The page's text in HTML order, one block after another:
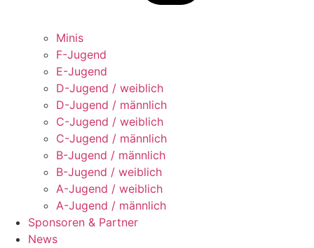
Minis
F-Jugend
E-Jugend
D-Jugend / weiblich
D-Jugend / männlich
C-Jugend / weiblich
C-Jugend / männlich
B-Jugend / männlich
B-Jugend / weiblich
A-Jugend / weiblich
A-Jugend / männlich
Sponsoren & Partner
News